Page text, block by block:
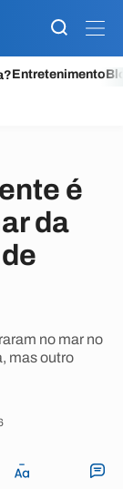
Entretenimento
é
da
no mar no
mas outro